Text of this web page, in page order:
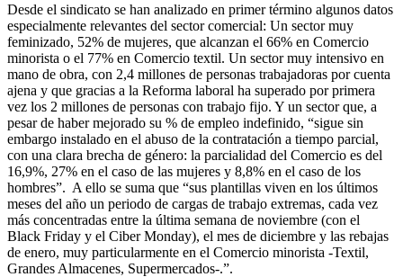
Desde el sindicato se han analizado en primer término algunos datos
especialmente relevantes del sector comercial: Un sector muy
feminizado, 52% de mujeres, que alcanzan el 66% en Comercio
minorista o el 77% en Comercio textil. Un sector muy intensivo en
mano de obra, con 2,4 millones de personas trabajadoras por cuenta
ajena y que gracias a la Reforma laboral ha superado por primera
vez los 2 millones de personas con trabajo fijo. Y un sector que, a
pesar de haber mejorado su % de empleo indefinido, “sigue sin
embargo instalado en el abuso de la contratación a tiempo parcial,
con una clara brecha de género: la parcialidad del Comercio es del
16,9%, 27% en el caso de las mujeres y 8,8% en el caso de los
hombres”. A ello se suma que “sus plantillas viven en los últimos
meses del año un periodo de cargas de trabajo extremas, cada vez
más concentradas entre la última semana de noviembre (con el
Black Friday y el Ciber Monday), el mes de diciembre y las rebajas
de enero, muy particularmente en el Comercio minorista -Textil,
Grandes Almacenes, Supermercados-.”.